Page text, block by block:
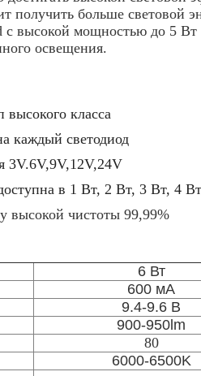
получить больше световой
высокой мощностью до 5 Вт
освещения.
класса
каждый светодиод
3V.6V,9V,12V,24V
в 1 Вт, 2 Вт, 3 Вт, 4
высокой чистоты 99,99%
6 Вт
600 мА
9.4-9.6 В
900-950lm
80
6000-6500K